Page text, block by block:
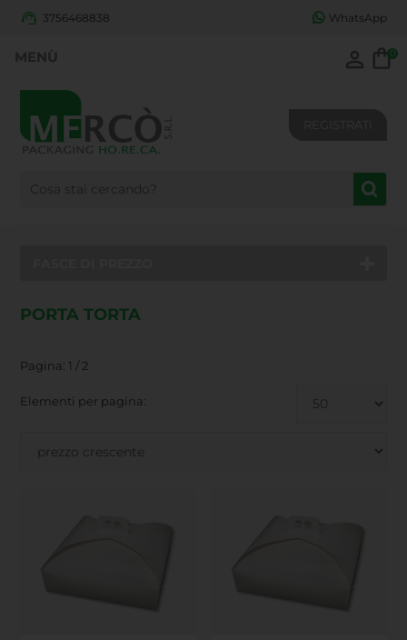
3756468838
0
WhatsApp
PORTA TORTA
Pagina: 1 / 2
Elementi per pagina: